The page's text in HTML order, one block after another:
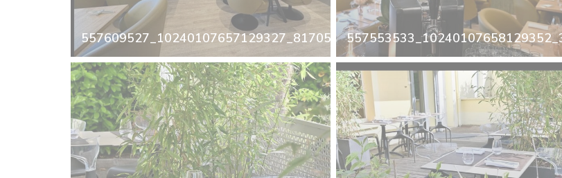
557609527_10240107657129327_8170503063989304183_n.jpg